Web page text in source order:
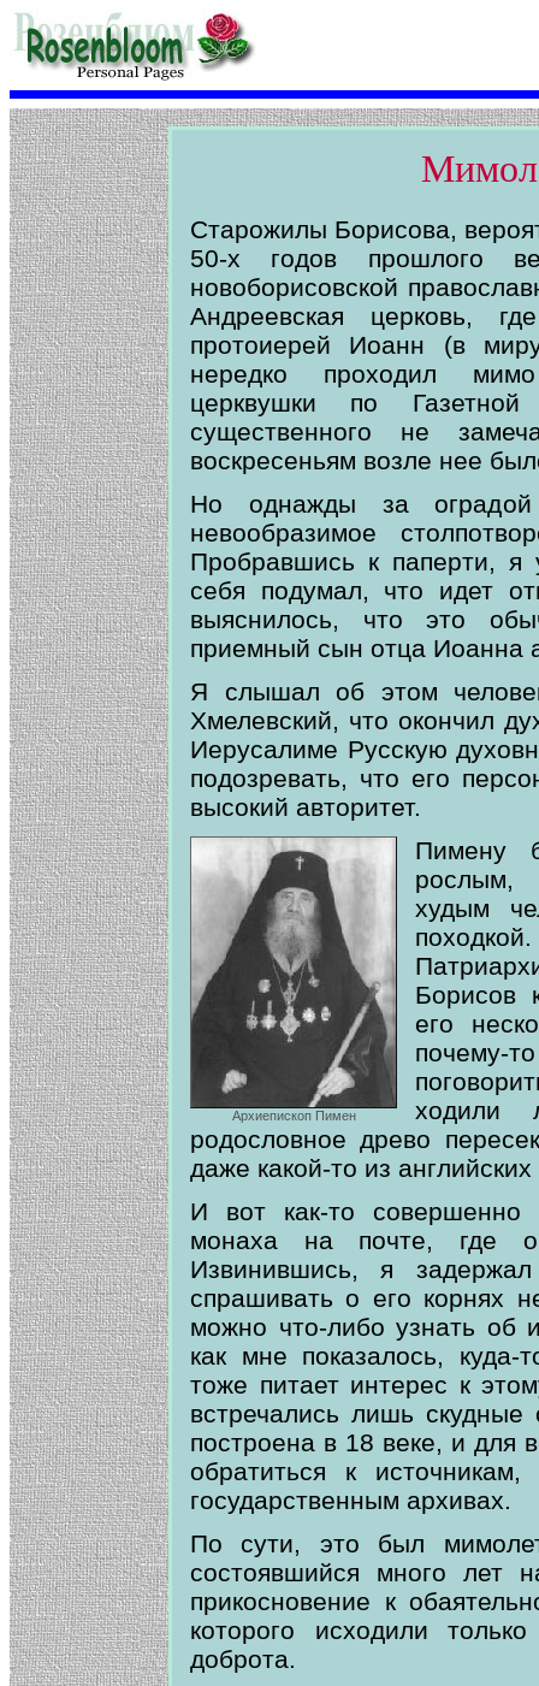
Старожилы Борисова,
50-х годов прошлого
новоборисовской
Андреевская церковь,
протоиерей Иоанн (в
нередко проходил
церквушки по
существенного не
воскресеньям возле нее
Но однажды за
невообразимое
Пробравшись к паперти, я
себя подумал, что идет
выяснилось, что это
приемный сын отца Иоанна
Я слышал об этом
Хмелевский, что окончил
Иерусалиме Русскую
подозревать, что его
высокий авторитет.
Архиепископ Пимен
Пимену
рослым,
худым
Борисов
его
почему-
ходили
родословное древо
даже какой-то из
И вот как-то совершенно
монаха на почте, где
Извинившись, я
спрашивать о его корнях
можно что-либо узнать об
как мне показалось,
тоже питает интерес к
встречались лишь
построена в 18 веке, и для
обратиться к
государственным архивах.
По сути, это был
состоявшийся много лет
прикосновение к
которого исходили
доброта.